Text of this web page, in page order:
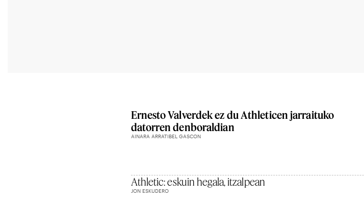
Ernesto Valverdek ez du Athleticen jarraituko
datorren denboraldian
AINARA ARRATIBEL GASCON
Athletic: eskuin hegala, itzalpean
JON ESKUDERO